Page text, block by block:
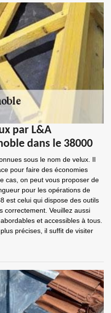
par L&A
dans le 38000
sous le nom de velux. Il
pour faire des économies
cas, on peut vous proposer de
pour les opérations de
est celui qui dispose des outils
correctement. Veuillez aussi
et accessibles à tous.
précises, il suffit de visiter